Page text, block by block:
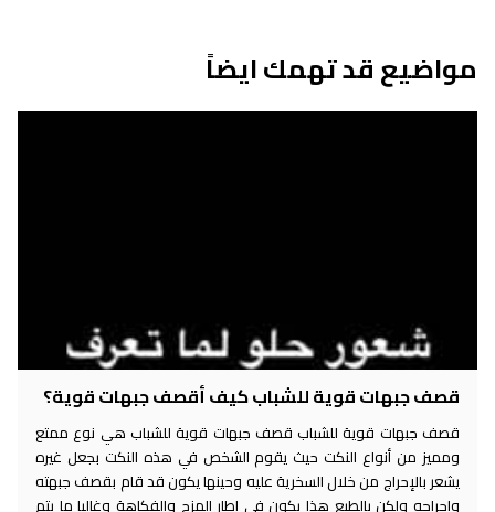
مواضيع قد تهمك ايضاً
قصف جبهات قوية للشباب كيف أقصف جبهات قوية؟
قصف جبهات قوية للشباب قصف جبهات قوية للشباب هي نوع ممتع
ومميز من أنواع النكت حيث يقوم الشخص في هذه النكت بجعل غيره
يشعر بالإحراج من خلال السخرية عليه وحينها يكون قد قام بقصف جبهته
وإحراجه ولكن بالطبع هذا يكون في إطار المزح والفكاهة وغالبا ما يتم